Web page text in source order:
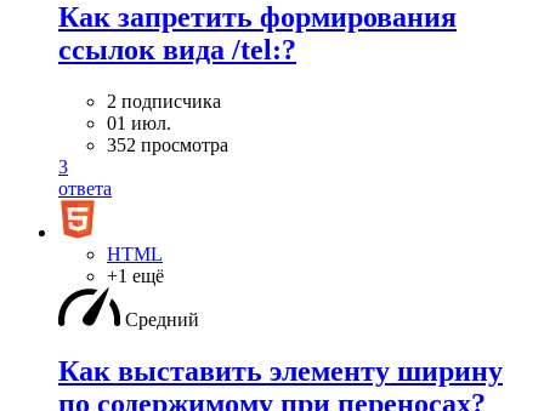
Как запретить формирования
ссылок вида /tel:?
2 подписчика
01 июл.
352 просмотра
3
ответа
HTML
+1 ещё
Средний
Как выставить элементу ширину
по содержимому при переносах?